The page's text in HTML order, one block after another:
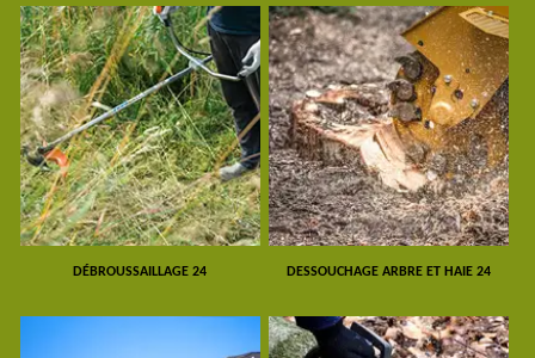
DÉBROUSSAILLAGE 24 DESSOUCHAGE ARBRE ET HAIE 24